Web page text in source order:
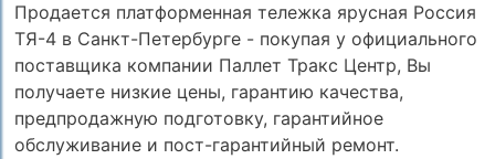
Продается платформенная тележка ярусная Россия
ТЯ-4 в Санкт-Петербурге - покупая у официального
поставщика компании Паллет Тракс Центр, Вы
получаете низкие цены, гарантию качества,
предпродажную подготовку, гарантийное
обслуживание и пост-гарантийный ремонт.